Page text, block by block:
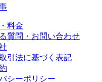
料金
質問・お問い合わせ
引法に基づく表記
シーポリシー